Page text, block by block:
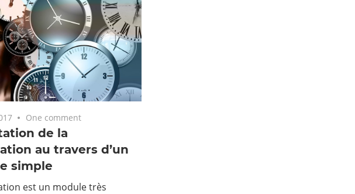
One comment
de la
au travers d’un
simple
est un module très